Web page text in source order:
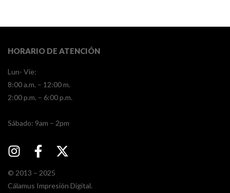
HORARIO DE ATENCIÓN
Lun- Vie:
8:00 a.m. – 12:00 m.
2:00 p.m. – 6:00 p.m.
​​Sábado: 9am – 2pm
© 2013 – 2025
Cálamus Impresión Digital.